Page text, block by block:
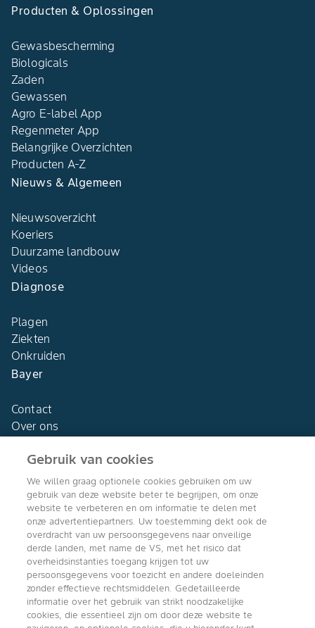
Producten & Oplossingen
Gewasbescherming
Biologicals
Zaden
Gewassen
Agro E-label App
Regenmeter App
Belangrijke Overzichten
Producten A-Z
Nieuws & Algemeen
Nieuwsoverzicht
Koeriers
Duurzame landbouw
Videos
Diagnose
Plagen
Ziekten
Onkruiden
Bayer
Contact
Over ons
Agro Bayer
Nederland
Volg ons
Gebruik van cookies
We willen graag optionele cookies gebruiken om uw
gebruik van deze website beter te begrijpen, om onze
website te verbeteren en om informatie te delen met
onze advertentiepartners. Uw toestemming dekt ook de
overdracht van uw persoonsgegevens naar onveilige
derde landen, met name de VS, met het risico dat
overheidsinstanties toegang krijgen tot uw
persoonsgegevens voor toezicht en andere doeleinden
zonder effectieve rechtsmiddelen. Gedetailleerde
informatie over het gebruik van strikt noodzakelijke
cookies, die essentieel zijn om door deze website te